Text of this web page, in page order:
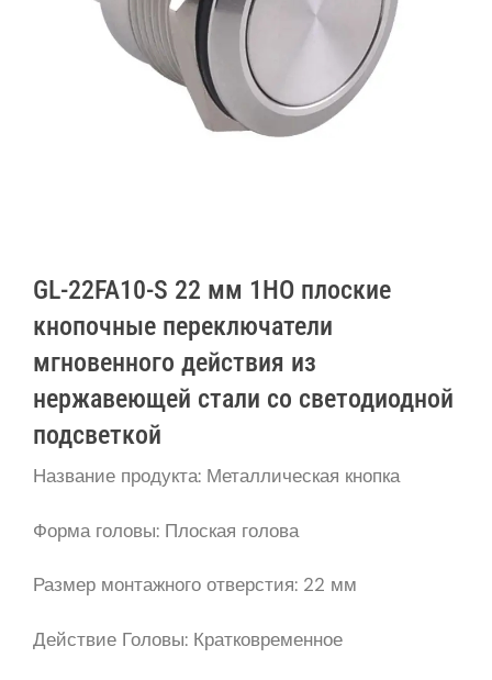
GL-22FA10-S 22 мм 1НО плоские
кнопочные переключатели
мгновенного действия из
нержавеющей стали со светодиодной
подсветкой
Название продукта: Металлическая кнопка
Форма головы: Плоская голова
Размер монтажного отверстия: 22 мм
Действие Головы: Кратковременное